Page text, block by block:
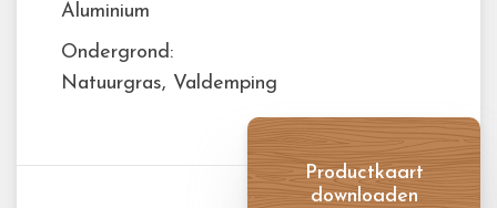
Aluminium
Ondergrond:
Natuurgras, Valdemping
Productkaart
downloaden